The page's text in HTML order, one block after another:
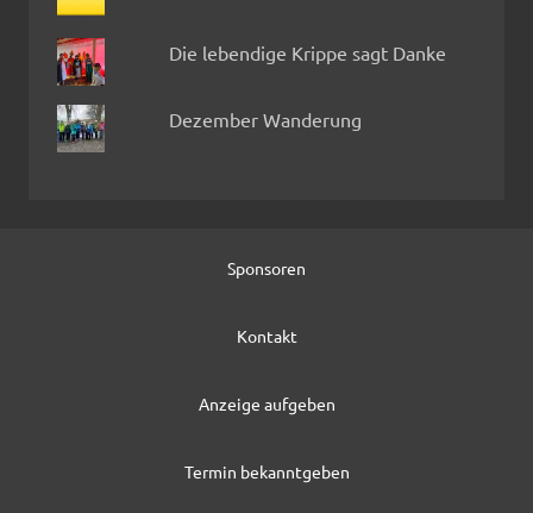
Die lebendige Krippe sagt Danke
Dezember Wanderung
Sponsoren
Kontakt
Anzeige aufgeben
Termin bekanntgeben